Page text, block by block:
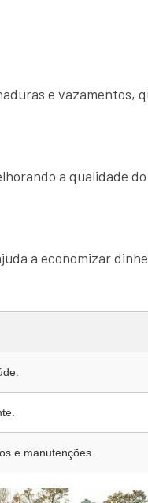
e vazamentos,
a qualidade
a economizar
e manutenções.